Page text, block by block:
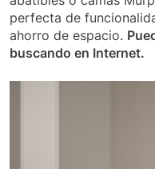
perfecta de
ahorro de espacio.
buscando en Internet.